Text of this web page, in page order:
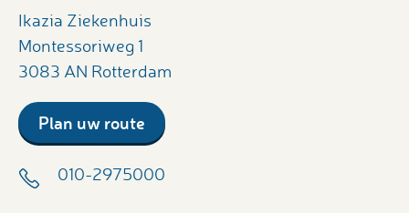
Ikazia Ziekenhuis
Montessoriweg 1
3083 AN Rotterdam
Plan uw route
010-2975000